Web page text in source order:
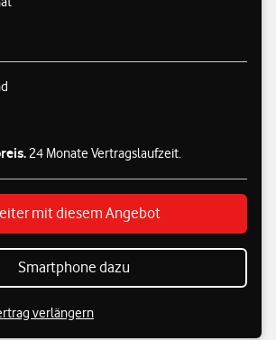
24 Monate Vertragslaufzeit.
mit diesem Angebot
Smartphone dazu
verlängern